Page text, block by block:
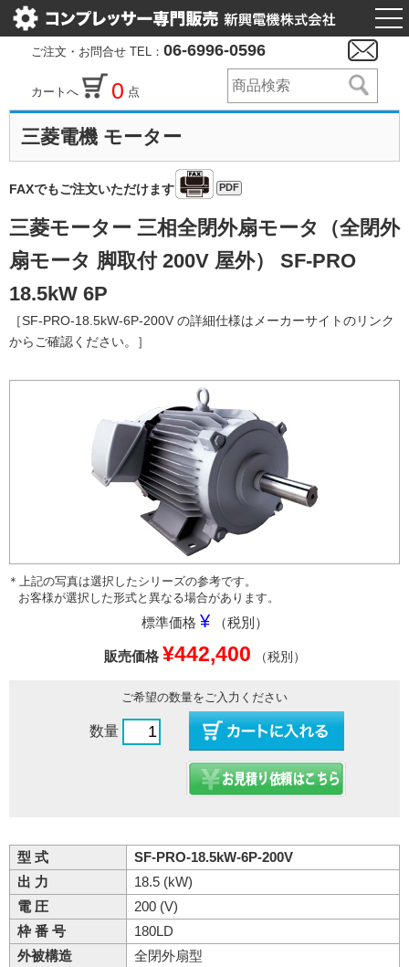
ご注文・お問合せ TEL： 06-6996-0596
カートへ 0 点
三菱電機 モーター
FAXでもご注文いただけます PDF
三菱モーター 三相全閉外扇モータ（全閉外
扇モータ 脚取付 200V 屋外） SF-PRO
18.5kW 6P
［SF-PRO-18.5kW-6P-200V の詳細仕様はメーカーサイトのリンク
からご確認ください。］
＊上記の写真は選択したシリーズの参考です。
お客様が選択した形式と異なる場合があります。
標準価格 ¥ （税別）
販売価格 ¥442,400 （税別）
ご希望の数量をご入力ください
数量
型 式
SF-PRO-18.5kW-6P-200V
出 力
18.5 (kW)
電 圧
200 (V)
枠 番 号
180LD
外被構造
全閉外扇型